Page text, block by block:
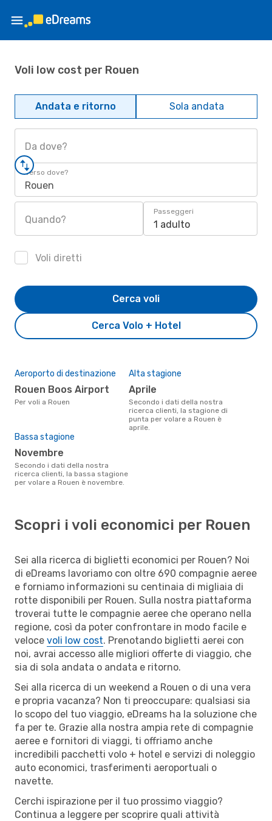
Voli low cost per Rouen
Andata e ritorno Sola andata
Da dove?
Verso dove?
Rouen
Quando?
Passeggeri
1 adulto
Voli diretti
Cerca Volo + Hotel
Cerca voli
Aeroporto di destinazione
Rouen Boos Airport
Per voli a Rouen
Alta stagione
aprile
Secondo i dati della nostra
ricerca clienti, la stagione di
punta per volare a Rouen è
aprile.
Bassa stagione
novembre
Secondo i dati della nostra
ricerca clienti, la bassa stagione
per volare a Rouen è novembre.
Scopri i voli economici per Rouen
Sei alla ricerca di biglietti economici per Rouen? Noi
di eDreams lavoriamo con oltre 690 compagnie aeree
e forniamo informazioni su centinaia di migliaia di
rotte disponibili per Rouen. Sulla nostra piattaforma
troverai tutte le compagnie aeree che operano nella
regione, così da poter confrontare in modo facile e
veloce voli low cost. Prenotando biglietti aerei con
noi, avrai accesso alle migliori offerte di viaggio, che
sia di sola andata o andata e ritorno.
Sei alla ricerca di un weekend a Rouen o di una vera
e propria vacanza? Non ti preoccupare: qualsiasi sia
lo scopo del tuo viaggio, eDreams ha la soluzione che
fa per te. Grazie alla nostra ampia rete di compagnie
aeree e fornitori di viaggi, ti offriamo anche
incredibili pacchetti volo + hotel e servizi di noleggio
auto economici, trasferimenti aeroportuali o
navette.
Cerchi ispirazione per il tuo prossimo viaggio?
Continua a leggere per scoprire quali attività